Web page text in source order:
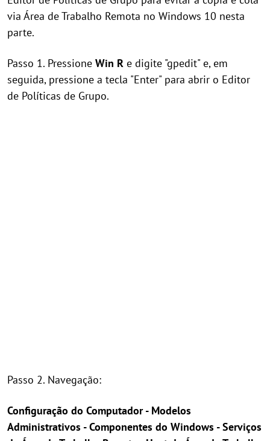
via Área de Trabalho Remota no Windows 10 nesta
parte.
Passo 1. Pressione Win R e digite "gpedit" e, em
seguida, pressione a tecla "Enter" para abrir o Editor
de Políticas de Grupo.
Passo 2. Navegação:
Configuração do Computador - Modelos
Administrativos - Componentes do Windows - Serviços